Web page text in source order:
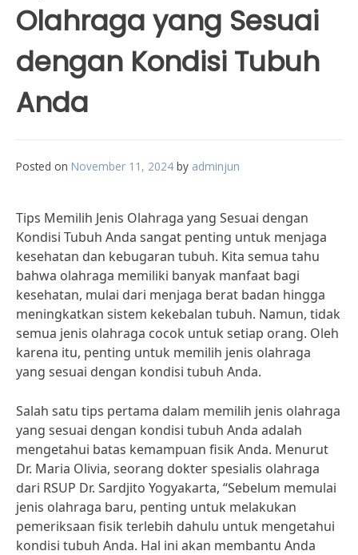
Olahraga yang Sesuai
dengan Kondisi Tubuh
Anda
Posted on November 11, 2024 by adminjun
Tips Memilih Jenis Olahraga yang Sesuai dengan
Kondisi Tubuh Anda sangat penting untuk menjaga
kesehatan dan kebugaran tubuh. Kita semua tahu
bahwa olahraga memiliki banyak manfaat bagi
kesehatan, mulai dari menjaga berat badan hingga
meningkatkan sistem kekebalan tubuh. Namun, tidak
semua jenis olahraga cocok untuk setiap orang. Oleh
karena itu, penting untuk memilih jenis olahraga
yang sesuai dengan kondisi tubuh Anda.
Salah satu tips pertama dalam memilih jenis olahraga
yang sesuai dengan kondisi tubuh Anda adalah
mengetahui batas kemampuan fisik Anda. Menurut
Dr. Maria Olivia, seorang dokter spesialis olahraga
dari RSUP Dr. Sardjito Yogyakarta, “Sebelum memulai
jenis olahraga baru, penting untuk melakukan
pemeriksaan fisik terlebih dahulu untuk mengetahui
kondisi tubuh Anda. Hal ini akan membantu Anda